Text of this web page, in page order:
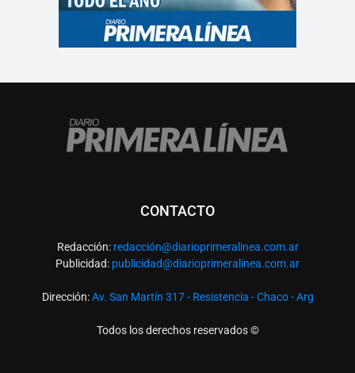
CONTACTO
Redacción: redacción@diarioprimeralinea.com.ar
Publicidad: publicidad@diarioprimeralinea.com.ar
Dirección:Av. San Martín 317 - Resistencia - Chaco - Arg
Todos los derechos reservados ©